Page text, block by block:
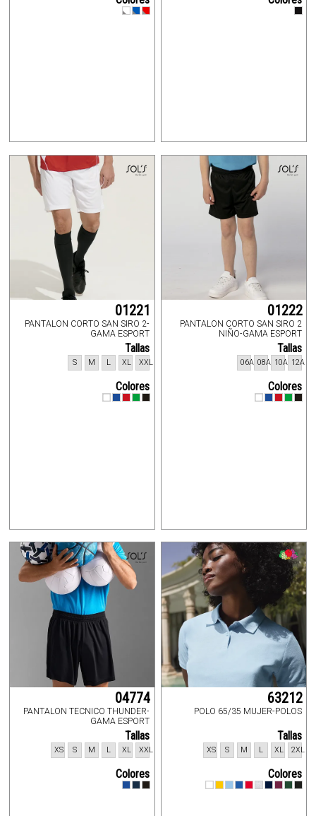
01221
PANTALON CORTO SAN SIRO 2-
GAMA ESPORT
Tallas
XXL
XL
L
M
S
Colores
01222
PANTALON CORTO SAN SIRO 2
NIÑO-GAMA ESPORT
Tallas
12A
10A
08A
06A
Colores
04774
PANTALON TECNICO THUNDER-
GAMA ESPORT
Tallas
XXL
XL
L
M
S
XS
Colores
63212
POLO 65/35 MUJER-POLOS
Tallas
2XL
XL
L
M
S
XS
Colores